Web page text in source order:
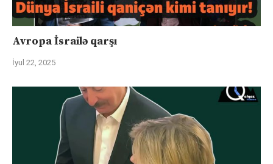
Avropa İsrailə qarşı
İyul 22, 2025